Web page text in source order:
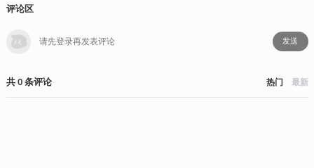
评论区
发送
共0条评论 热门 最新